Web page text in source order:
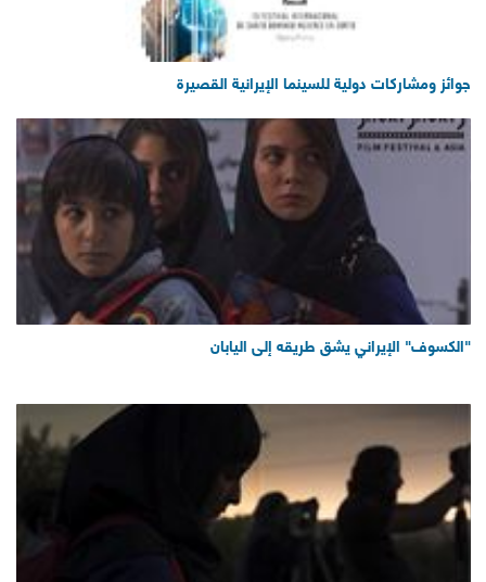
"الكسوف" الإيراني يشق طريقه إلى اليابان
جوائز ومشاركات دولية للسينما الإيرانية القصيرة